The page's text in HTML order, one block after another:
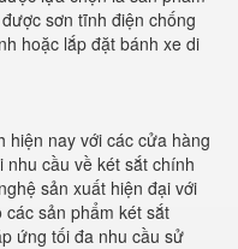
sơn tĩnh điện chống
hoặc lắp đặt bánh xe di
hiện nay với các cửa hàng
cầu về két sắt chính
sản xuất hiện đại với
sản phẩm két sắt
ứng tối đa nhu cầu sử